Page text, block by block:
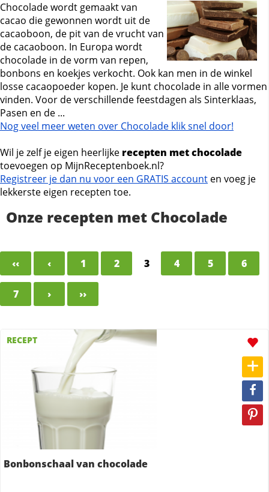
Chocolade wordt gemaakt van
cacao die gewonnen wordt uit de
cacaoboon, de pit van de vrucht van
de cacaoboon. In Europa wordt
chocolade in de vorm van repen,
bonbons en koekjes verkocht. Ook kan men in de winkel
losse cacaopoeder kopen. Je kunt chocolade in alle vormen
vinden. Voor de verschillende feestdagen als Sinterklaas,
Pasen en de ...
Nog veel meer weten over Chocolade klik snel door!
Wil je zelf je eigen heerlijke recepten met chocolade
toevoegen op MijnReceptenboek.nl?
Registreer je dan nu voor een GRATIS account en voeg je
lekkerste eigen recepten toe.
Onze recepten met Chocolade
‹‹ ‹ 1 2 3 4 5 6
7 › ››
RECEPT
Bonbonschaal van chocolade